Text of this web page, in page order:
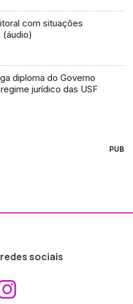
com situações
(áudio)
diploma do Governo
jurídico das USF
PUB
sociais
ao